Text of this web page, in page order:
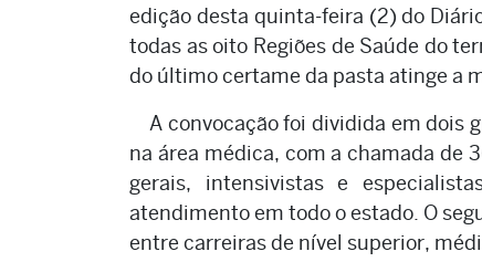
edição desta quinta-feira (2) do
todas as oito Regiões de Saúde do
do último certame da pasta atinge a
A convocação foi dividida em dois
na área médica, com a chamada
gerais, intensivistas e
atendimento em todo o estado. O
entre carreiras de nível superior,